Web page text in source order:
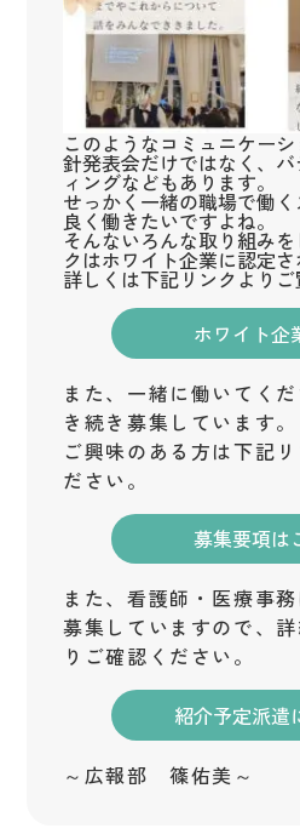
このようなコミュニケー
針発表会だけではなく、バ
ィングなどもあります。
せっかく一緒の職場で働
良く働きたいですよね。
そんないろんな取り組み
クはホワイト企業に認定さ
詳しくは下記リンクよりご
ホワイト企
また、一緒に働いてく
き続き募集しています。
ご興味のある方は下記
ださい。
募集要項は
また、看護師・医療事
募集していますので、
りご確認ください。
紹介予定派遣
～広報部 篠佑美～